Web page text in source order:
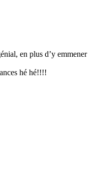
en plus d’y emmener
hé hé!!!!